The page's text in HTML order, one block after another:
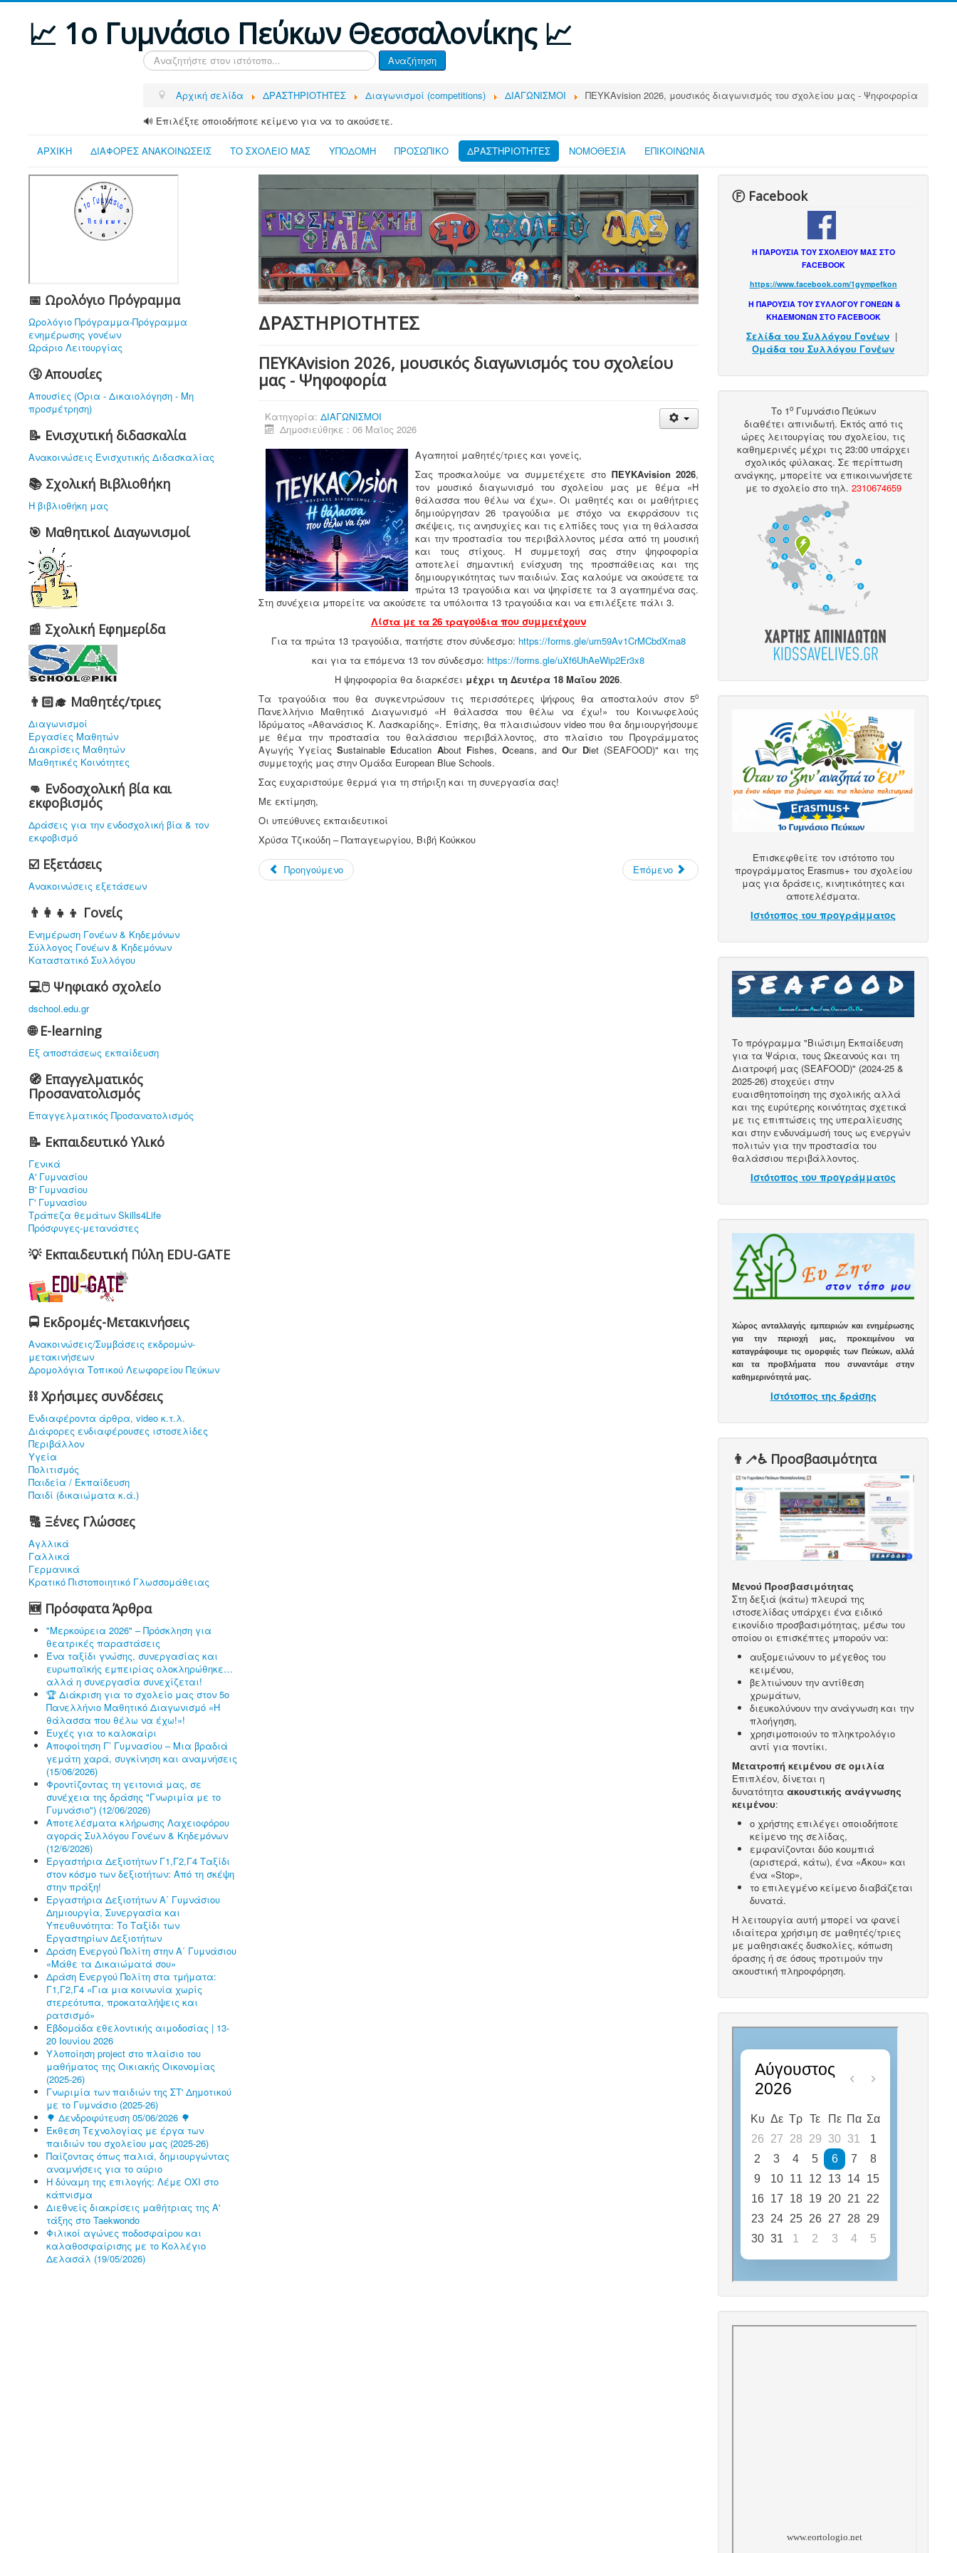
📈 1ο Γυμνάσιο Πεύκων Θεσσαλονίκης 📈
Αναζήτηση... Αναζήτηση
Αρχική σελίδα ΔΡΑΣΤΗΡΙΟΤΗΤΕΣ Διαγωνισμοί (competitions) ΔΙΑΓΩΝΙΣΜΟΙ
ΠΕΥΚΑvision 2026, μουσικός διαγωνισμός του σχολείου μας - Ψηφοφορία
🔊 Επιλέξτε οποιοδήποτε κείμενο για να το ακούσετε.
ΑΡΧΙΚΗ ΔΙΑΦΟΡΕΣ ΑΝΑΚΟΙΝΩΣΕΙΣ ΤΟ ΣΧΟΛΕΙΟ ΜΑΣ ΥΠΟΔΟΜΗ ΠΡΟΣΩΠΙΚΟ ΔΡΑΣΤΗΡΙΟΤΗΤΕΣ ΝΟΜΟΘΕΣΙΑ ΕΠΙΚΟΙΝΩΝΙΑ
📅 Ωρολόγιο Πρόγραμμα
Ωρολόγιο Πρόγραμμα-Πρόγραμμα
ενημέρωσης γονέων
Ωράριο Λειτουργίας
🤧 Απουσίες
Απουσίες (Όρια - Δικαιολόγηση - Μη
προσμέτρηση)
📝 Ενισχυτική διδασκαλία
Ανακοινώσεις Ενισχυτικής Διδασκαλίας
📚 Σχολική Βιβλιοθήκη
Η βιβλιοθήκη μας
🎯 Μαθητικοί Διαγωνισμοί
📰 Σχολική Εφημερίδα
👨🏻‍🎓 Μαθητές/τριες
Διαγωνισμοί
Εργασίες Μαθητών
Διακρίσεις Μαθητών
Μαθητικές Κοινότητες
👊 Ενδοσχολική βία και
εκφοβισμός
Δράσεις για την ενδοσχολική βία & τον
εκφοβισμό
☑️ Εξετάσεις
Ανακοινώσεις εξετάσεων
👨‍👩‍👧‍👦 Γονείς
Ενημέρωση Γονέων & Κηδεμόνων
Σύλλογος Γονέων & Κηδεμόνων
Καταστατικό Συλλόγου
💻🖱️ Ψηφιακό σχολείο
dschool.edu.gr
🌐 E-learning
Εξ αποστάσεως εκπαίδευση
🧭 Επαγγελματικός
Προσανατολισμός
Επαγγελματικός Προσανατολισμός
📝 Εκπαιδευτικό Υλικό
Γενικά
Α' Γυμνασίου
Β' Γυμνασίου
Γ' Γυμνασίου
Τράπεζα θεμάτων Skills4Life
Πρόσφυγες-μετανάστες
💡 Εκπαιδευτική Πύλη EDU-GATE
🚍 Εκδρομές-Μετακινήσεις
Ανακοινώσεις/Συμβάσεις εκδρομών-
μετακινήσεων
Δρομολόγια Τοπικού Λεωφορείου Πεύκων
⛓ Χρήσιμες συνδέσεις
Ενδιαφέρoντα άρθρα, video κ.τ.λ.
Διάφορες ενδιαφέρουσες ιστοσελίδες
Περιβάλλον
Υγεία
Πολιτισμός
Παιδεία / Εκπαίδευση
Παιδί (δικαιώματα κ.ά.)
🔠 Ξένες Γλώσσες
Αγλλικά
Γαλλικά
Γερμανικά
Κρατικό Πιστοποιητικό Γλωσσομάθειας
🆕 Πρόσφατα Άρθρα
"Μερκούρεια 2026" – Πρόσκληση για
θεατρικές παραστάσεις
Ένα ταξίδι γνώσης, συνεργασίας και
ευρωπαϊκής εμπειρίας ολοκληρώθηκε…
αλλά η συνεργασία συνεχίζεται!
🏆 Διάκριση για το σχολείο μας στον 5ο
Πανελλήνιο Μαθητικό Διαγωνισμό «Η
θάλασσα που θέλω να έχω!»!
Ευχές για το καλοκαίρι
Αποφοίτηση Γ’ Γυμνασίου – Μια βραδιά
γεμάτη χαρά, συγκίνηση και αναμνήσεις
(15/06/2026)
Φροντίζοντας τη γειτονιά μας, σε
συνέχεια της δράσης "Γνωριμία με το
Γυμνάσιο") (12/06/2026)
Αποτελέσματα κλήρωσης Λαχειοφόρου
αγοράς Συλλόγου Γονέων & Κηδεμόνων
(12/6/2026)
Εργαστήρια Δεξιοτήτων Γ1,Γ2,Γ4 Ταξίδι
στον κόσμο των δεξιοτήτων: Από τη σκέψη
στην πράξη!
Εργαστήρια Δεξιοτήτων Α΄ Γυμνάσιου
Δημιουργία, Συνεργασία και
Υπευθυνότητα: Το Ταξίδι των
Εργαστηρίων Δεξιοτήτων
Δράση Ενεργού Πολίτη στην Α΄ Γυμνάσιου
«Μάθε τα Δικαιώματά σου»
Δράση Ενεργού Πολίτη στα τμήματα:
Γ1,Γ2,Γ4 «Για μια κοινωνία χωρίς
στερεότυπα, προκαταλήψεις και
ρατσισμό»
Εβδομάδα εθελοντικής αιμοδοσίας | 13-
20 Ιουνίου 2026
Υλοποίηση project στο πλαίσιο του
μαθήματος της Οικιακής Οικονομίας
(2025-26)
Γνωριμία των παιδιών της ΣΤ' Δημοτικού
με το Γυμνάσιο (2025-26)
🌳 Δενδροφύτευση 05/06/2026 🌳
Έκθεση Τεχνολογίας με έργα των
παιδιών του σχολείου μας (2025-26)
Παίζοντας όπως παλιά, δημιουργώντας
αναμνήσεις για το αύριο
Η δύναμη της επιλογής: Λέμε ΟΧΙ στο
κάπνισμα
Διεθνείς διακρίσεις μαθήτριας της Α'
τάξης στο Taekwondo
Φιλικοί αγώνες ποδοσφαίρου και
καλαθοσφαίρισης με το Κολλέγιο
Δελασάλ (19/05/2026)
ΔΡΑΣΤΗΡΙΟΤΗΤΕΣ
ΠΕΥΚΑvision 2026, μουσικός διαγωνισμός του σχολείου
μας - Ψηφοφορία
Κατηγορία: ΔΙΑΓΩΝΙΣΜΟΙ
Δημοσιεύθηκε : 06 Μαϊος 2026
Αγαπητοί μαθητές/τριες και γονείς,
Σας προσκαλούμε να συμμετέχετε στο ΠΕΥΚΑvision 2026,
τον μουσικό διαγωνισμό του σχολείου μας με θέμα «Η
θάλασσα που θέλω να έχω». Οι μαθητές και οι μαθήτριες
δημιούργησαν 26 τραγούδια με στόχο να εκφράσουν τις
σκέψεις, τις ανησυχίες και τις ελπίδες τους για τη θάλασσα
και την προστασία του περιβάλλοντος μέσα από τη μουσική
και τους στίχους. Η συμμετοχή σας στην ψηφοφορία
αποτελεί σημαντική ενίσχυση της προσπάθειας και της
δημιουργικότητας των παιδιών. Σας καλούμε να ακούσετε τα
πρώτα 13 τραγούδια και να ψηφίσετε τα 3 αγαπημένα σας.
Στη συνέχεια μπορείτε να ακούσετε τα υπόλοιπα 13 τραγούδια και να επιλέξετε πάλι 3.
Λίστα με τα 26 τραγούδια που συμμετέχουν
Για τα πρώτα 13 τραγούδια, πατήστε στον σύνδεσμο: https://forms.gle/um59Av1CrMCbdXma8
και για τα επόμενα 13 τον σύνδεσμο: https://forms.gle/uXf6UhAeWip2Er3x8
Η ψηφοφορία θα διαρκέσει μέχρι τη Δευτέρα 18 Μαΐου 2026.
Τα τραγούδια που θα συγκεντρώσουν τις περισσότερες ψήφους θα αποσταλούν στον 5ο
Πανελλήνιο Μαθητικό Διαγωνισμό «Η θάλασσα που θέλω να έχω!» του Κοινωφελούς
Ιδρύματος «Αθανάσιος Κ. Λασκαρίδης». Επίσης, θα πλαισιώσουν video που θα δημιουργήσουμε
με θέμα την προστασία του θαλάσσιου περιβάλλοντος, στο πλαίσιο του Προγράμματος
Αγωγής ΥγείαςSustainable Education About Fishes,Oceans, andOur Diet (SEAFOOD)" και της
συμμετοχής μας στην Ομάδα European Blue Schools.
Σας ευχαριστούμε θερμά για τη στήριξη και τη συνεργασία σας!
Με εκτίμηση,
Οι υπεύθυνες εκπαιδευτικοί
Χρύσα Τζικούδη – Παπαγεωργίου, Βιβή Κούκκου
Προηγούμενο Επόμενο
Ⓕ Facebook
Η ΠΑΡΟΥΣΙΑ ΤΟΥ ΣΧΟΛΕΙΟΥ ΜΑΣ ΣΤΟ
FACEBOOK
https://www.facebook.com/1gympefkon
Η ΠΑΡΟΥΣΙΑ ΤΟΥ ΣΥΛΛΟΓΟΥ ΓΟΝΕΩΝ &
ΚΗΔΕΜΟΝΩΝ ΣΤΟ FACEBOOK
Σελίδα του Συλλόγου Γονέων |
Ομάδα του Συλλόγου Γονέων
Το 1οΓυμνάσιο Πεύκων
διαθέτει απινιδωτή. Εκτός από τις
ώρες λειτουργίας του σχολείου, τις
καθημερινές μέχρι τις 23:00 υπάρχει
σχολικός φύλακας. Σε περίπτωση
ανάγκης, μπορείτε να επικοινωνήσετε
με το σχολείο στο τηλ. 2310674659
Επισκεφθείτε τον ιστότοπο του
προγράμματος Erasmus+ του σχολείου
μας για δράσεις, κινητικότητες και
αποτελέσματα.
Ιστότοπος του προγράμματος
Το πρόγραμμα "Βιώσιμη Εκπαίδευση
για τα Ψάρια, τους Ωκεανούς και τη
Διατροφή μας (SEAFOOD)" (2024-25 &
2025-26) στοχεύει στην
ευαισθητοποίηση της σχολικής αλλά
και της ευρύτερης κοινότητας σχετικά
με τις επιπτώσεις της υπεραλίευσης
και στην ενδυνάμωσή τους ως ενεργών
πολιτών για την προστασία του
θαλάσσιου περιβάλλοντος.
Ιστότοπος του προγράμματος
Χώρος ανταλλαγής εμπειριών και ενημέρωσης
για την περιοχή μας, προκειμένου να
καταγράψουμε τις ομορφιές των Πεύκων, αλλά
και τα προβλήματα που συναντάμε στην
καθημερινότητά μας.
Ιστότοπος της δράσης
👨‍🦯♿️ Προσβασιμότητα
Μενού Προσβασιμότητας
Στη δεξιά (κάτω) πλευρά της
ιστοσελίδας υπάρχει ένα ειδικό
εικονίδιο προσβασιμότητας, μέσω του
οποίου οι επισκέπτες μπορούν να:
αυξομειώνουν το μέγεθος του
κειμένου,
βελτιώνουν την αντίθεση
χρωμάτων,
διευκολύνουν την ανάγνωση και την
πλοήγηση,
χρησιμοποιούν το πληκτρολόγιο
αντί για ποντίκι.
Μετατροπή κειμένου σε ομιλία
Επιπλέον, δίνεται η
δυνατότηταακουστικής ανάγνωσης
κειμένου:
ο χρήστης επιλέγει οποιοδήποτε
κείμενο της σελίδας,
εμφανίζονται δύο κουμπιά
(αριστερά, κάτω), ένα «Άκου» και
ένα «Stop»,
το επιλεγμένο κείμενο διαβάζεται
δυνατά.
Η λειτουργία αυτή μπορεί να φανεί
ιδιαίτερα χρήσιμη σε μαθητές/τριες
με μαθησιακές δυσκολίες, κόπωση
όρασης ή σε όσους προτιμούν την
ακουστική πληροφόρηση.